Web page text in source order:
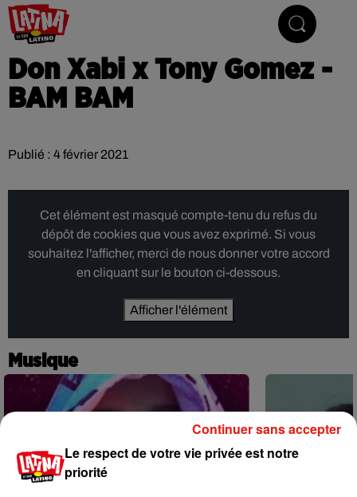
Don Xabi x Tony Gomez -
BAM BAM
Publié : 4 février 2021
Cet élément est masqué compte-tenu du refus du
dépôt de cookies que vous avez exprimé. Si vous
souhaitez l'afficher, merci de nous donner votre accord
en cliquant sur le bouton ci-dessous.
Afficher l'élément
Musique
Le respect de votre vie privée est notre
priorité
Continuer sans accepter